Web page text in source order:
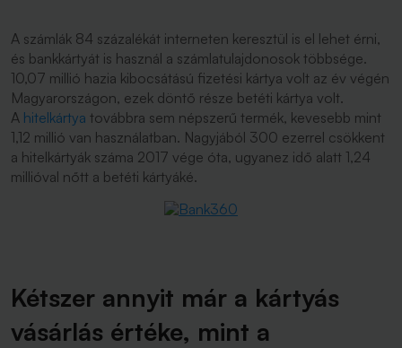
A számlák 84 százalékát interneten keresztül is el lehet érni,
és bankkártyát is használ a számlatulajdonosok többsége.
10,07 millió hazia kibocsátású fizetési kártya volt az év végén
Magyarországon, ezek döntő része betéti kártya volt.
A hitelkártya továbbra sem népszerű termék, kevesebb mint
1,12 millió van használatban. Nagyjából 300 ezerrel csökkent
a hitelkártyák száma 2017 vége óta, ugyanez idő alatt 1,24
millióval nőtt a betéti kártyáké.
Kétszer annyit már a kártyás
vásárlás értéke, mint a